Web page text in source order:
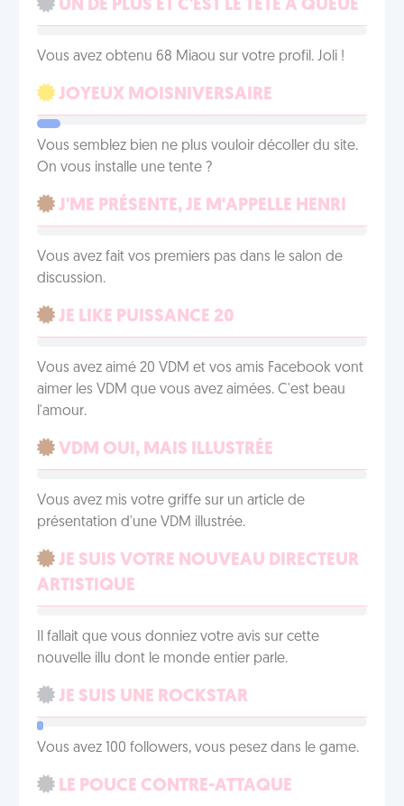
UN DE PLUS ET C'EST LE TÊTE À QUEUE
Vous avez obtenu 68 Miaou sur votre profil. Joli !
JOYEUX MOISNIVERSAIRE
Vous semblez bien ne plus vouloir décoller du site.
On vous installe une tente ?
J'ME PRÉSENTE, JE M'APPELLE HENRI
Vous avez fait vos premiers pas dans le salon de
discussion.
JE LIKE PUISSANCE 20
Vous avez aimé 20 VDM et vos amis Facebook vont
aimer les VDM que vous avez aimées. C'est beau
l'amour.
VDM OUI, MAIS ILLUSTRÉE
Vous avez mis votre griffe sur un article de
présentation d'une VDM illustrée.
JE SUIS VOTRE NOUVEAU DIRECTEUR
ARTISTIQUE
Il fallait que vous donniez votre avis sur cette
nouvelle illu dont le monde entier parle.
JE SUIS UNE ROCKSTAR
Vous avez 100 followers, vous pesez dans le game.
LE POUCE CONTRE-ATTAQUE